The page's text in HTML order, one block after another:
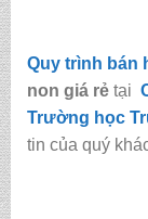
Quy trình bán
non giá rẻ tại
Trường học
tin của quý